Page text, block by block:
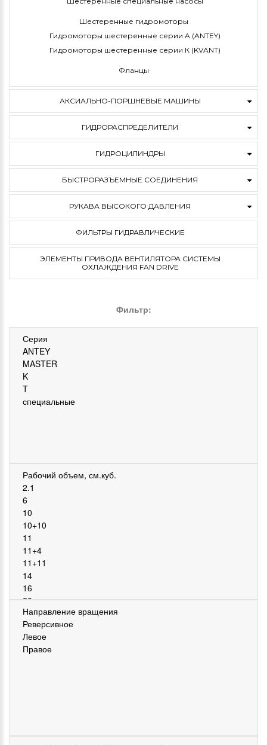
Шестеренные гидромоторы
Гидромоторы шестеренные серии A (ANTEY)
Гидромоторы шестеренные серии К (KVANT)
Фланцы
АКСИАЛЬНО-ПОРШНЕВЫЕ МАШИНЫ
ГИДРОРАСПРЕДЕЛИТЕЛИ
ГИДРОЦИЛИНДРЫ
БЫСТРОРАЗЪЕМНЫЕ СОЕДИНЕНИЯ
РУКАВА ВЫСОКОГО ДАВЛЕНИЯ
ФИЛЬТРЫ ГИДРАВЛИЧЕСКИЕ
ЭЛЕМЕНТЫ ПРИВОДА ВЕНТИЛЯТОРА СИСТЕМЫ
ОХЛАЖДЕНИЯ FAN DRIVE
Фильтр: